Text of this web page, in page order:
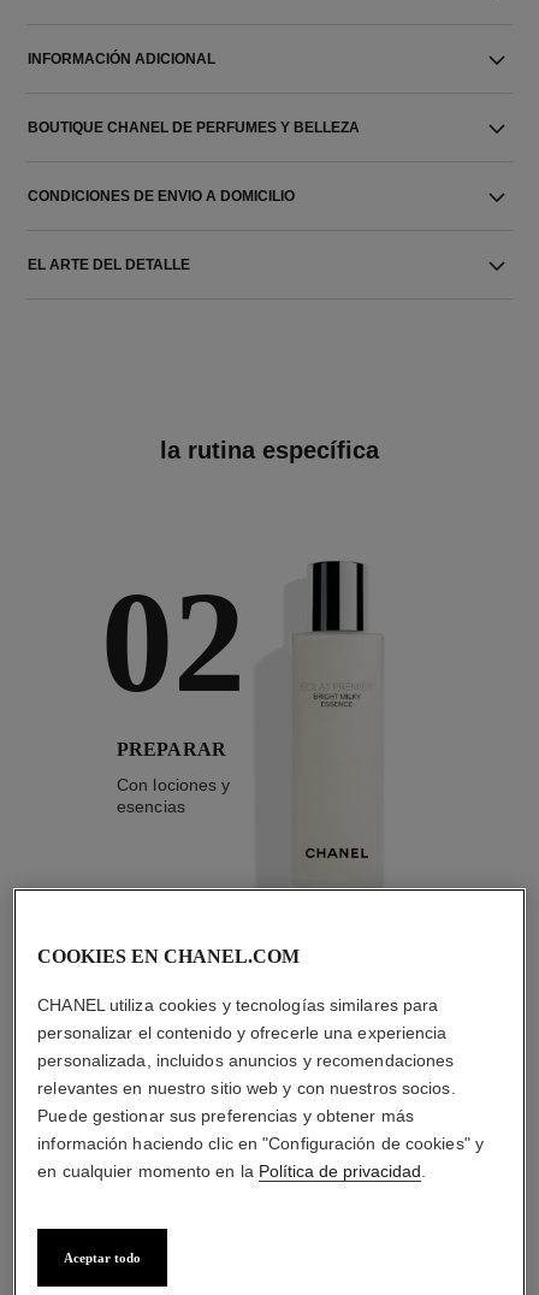
INFORMACIÓN ADICIONAL
BOUTIQUE CHANEL DE PERFUMES Y BELLEZA
CONDICIONES DE ENVIO A DOMICILIO
EL ARTE DEL DETALLE
la rutina específica
02
PREPARAR
Con lociones y
esencias
LA COMBINACIÓN PERFECTA
COOKIES EN CHANEL.COM
CHANEL utiliza cookies y tecnologías similares para
personalizar el contenido y ofrecerle una experiencia
personalizada, incluidos anuncios y recomendaciones
relevantes en nuestro sitio web y con nuestros socios.
Puede gestionar sus preferencias y obtener más
información haciendo clic en "Configuración de cookies" y
en cualquier momento en la Política de privacidad
Aceptar todo